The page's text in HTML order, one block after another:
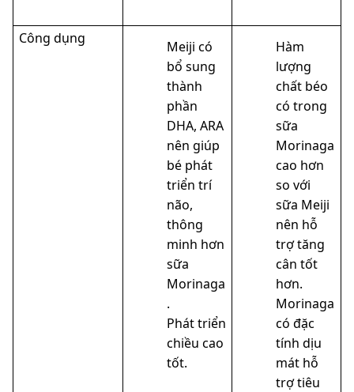
Công dụng
Meiji có
bổ sung
thành
phần
DHA, ARA
nên giúp
bé phát
triển trí
não,
thông
minh hơn
sữa
Morinaga
.
Phát triển
chiều cao
tốt.
Hàm
lượng
chất béo
có trong
sữa
Morinaga
cao hơn
so với
sữa Meiji
nên hỗ
trợ tăng
cân tốt
hơn.
Morinaga
có đặc
tính dịu
mát hỗ
trợ tiêu